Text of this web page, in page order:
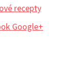
recepty
Google+